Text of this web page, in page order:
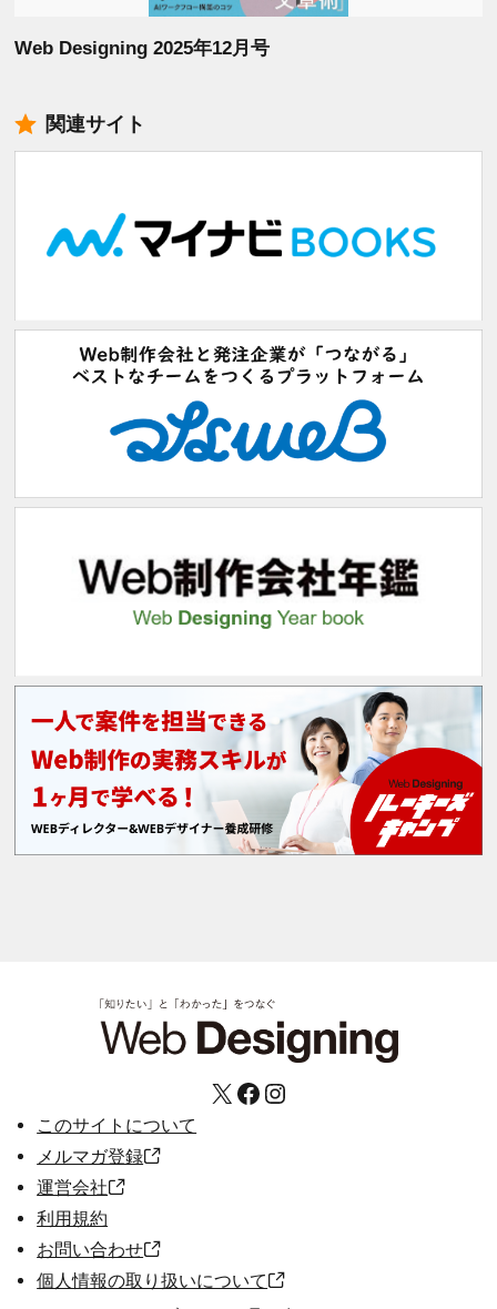
Web Designing 2025年12月号
関連サイト
X Facebook Instagram
このサイトについて
メルマガ登録
運営会社
利用規約
お問い合わせ
個人情報の取り扱いについて